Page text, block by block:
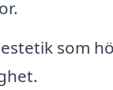
som